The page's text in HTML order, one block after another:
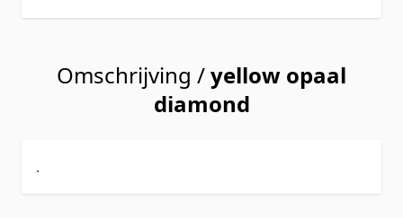
Omschrijving /yellow opaal
diamond
.